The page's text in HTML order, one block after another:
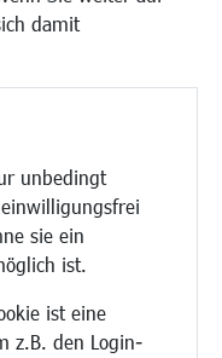
damit
unbedingt
sie ein
ist.
ist eine
z.B. den Login-